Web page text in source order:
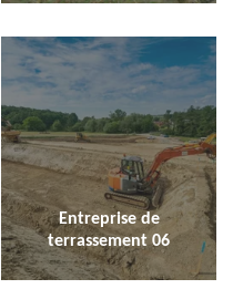
Entreprise de
terrassement 06